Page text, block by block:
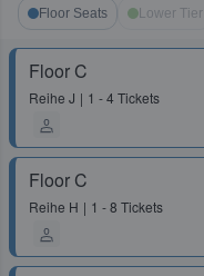
Floor Seats Lower Tier
Floor C
Reihe J 1 - 4 Tickets
Floor C
Reihe H 1 - 8 Tickets